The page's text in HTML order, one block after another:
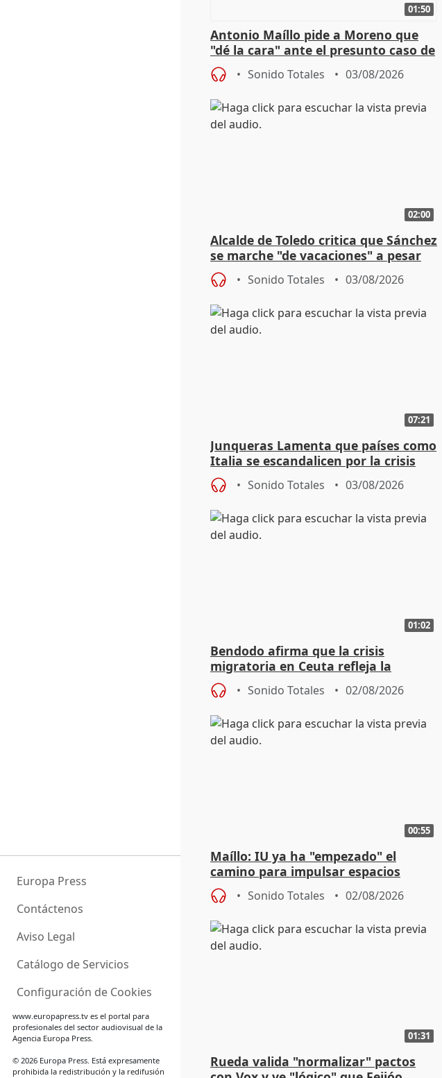
Europa Press
Contáctenos
Aviso Legal
Catálogo de Servicios
Configuración de Cookies
www.europapress.tves el portal para
profesionales del sector audiovisual de la
Agencia Europa Press.
© 2026 Europa Press. Está expresamente
prohibida la redistribución y la redifusión
01:50
Antonio Maíllo pide a Moreno que
"dé la cara" ante el presunto caso de
acoso del CEO de ADM
Sonido Totales 03/08/2026
02:00
Alcalde de Toledo critica que Sánchez
se marche "de vacaciones" a pesar
de la crisis migratoria
Sonido Totales 03/08/2026
07:21
Junqueras Lamenta que países como
Italia se escandalicen por la crisis
migratoria
Sonido Totales 03/08/2026
01:02
Bendodo afirma que la crisis
migratoria en Ceuta refleja la
"extrema debilidad" del Gobierno
Sonido Totales 02/08/2026
00:55
Maíllo: IU ya ha "empezado" el
camino para impulsar espacios
unitarios para las municipales
Sonido Totales 02/08/2026
01:31
Rueda valida "normalizar" pactos